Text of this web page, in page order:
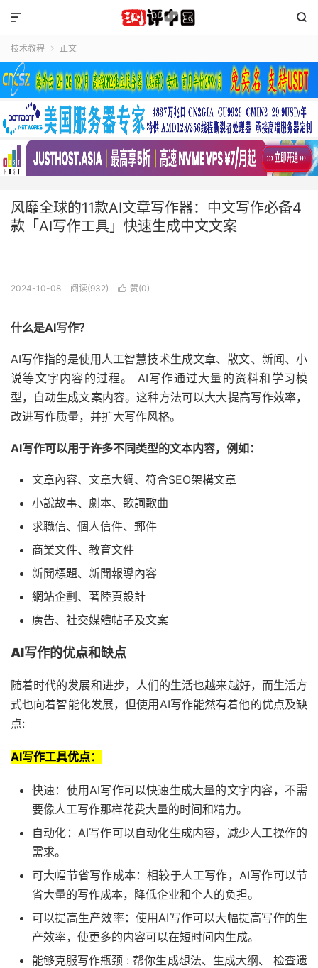


技术教程  正文
风靡全球的11款AI文章写作器：中文写作必备4
款「AI写作工具」快速生成中文文案
2024-10-08 阅读(932)  赞(0)
什么是AI写作？
AI写作指的是使用人工智慧技术生成文章、散文、新闻、小
说等文字内容的过程。 AI写作通过大量的资料和学习模
型，自动生成文案内容。这种方法可以大大提高写作效率，
改进写作质量，并扩大写作风格。
AI写作可以用于许多不同类型的文本内容，例如：
文章內容、文章大綱、符合SEO架構文章
小說故事、劇本、歌詞歌曲
求職信、個人信件、郵件
商業文件、教育文件
新聞標題、新聞報導內容
網站企劃、著陸頁設計
廣告、社交媒體帖子及文案
AI写作的优点和缺点
随着时代的发展和进步，人们的生活也越来越好，而生活方
式也向着智能化发展，但使用AI写作能然有着他的优点及缺
点:
AI写作工具优点：
快速：使用AI写作可以快速生成大量的文字内容，不需
要像人工写作那样花费大量的时间和精力。
自动化：AI写作可以自动化生成内容，减少人工操作的
需求。
可大幅节省写作成本：相较于人工写作，AI写作可以节
省大量的写作成本，降低企业和个人的负担。
可以提高生产效率：使用AI写作可以大幅提高写作的生
产效率，使更多的内容可以在短时间内生成。
能够克服写作瓶颈 : 帮你生成想法、生成大纲、 检查遗